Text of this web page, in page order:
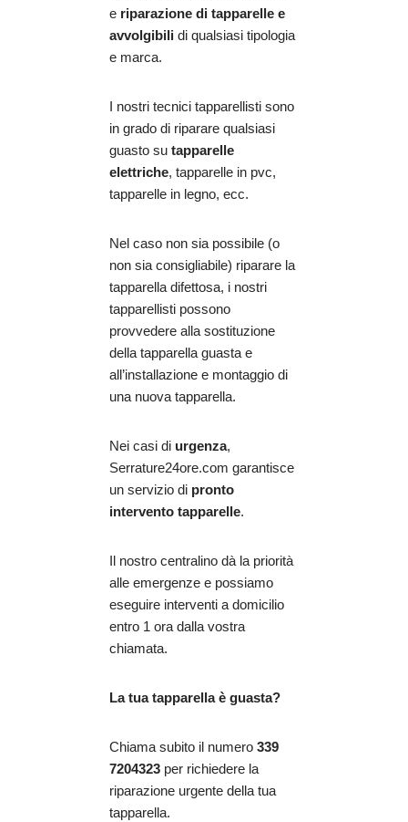
e riparazione di tapparelle e
avvolgibili di qualsiasi tipologia
e marca.
I nostri tecnici tapparellisti sono
in grado di riparare qualsiasi
guasto su tapparelle
elettriche, tapparelle in pvc,
tapparelle in legno, ecc.
Nel caso non sia possibile (o
non sia consigliabile) riparare la
tapparella difettosa, i nostri
tapparellisti possono
provvedere alla sostituzione
della tapparella guasta e
all’installazione e montaggio di
una nuova tapparella.
Nei casi di urgenza,
Serrature24ore.com garantisce
un servizio di pronto
intervento tapparelle.
Il nostro centralino dà la priorità
alle emergenze e possiamo
eseguire interventi a domicilio
entro 1 ora dalla vostra
chiamata.
La tua tapparella è guasta?
Chiama subito il numero 339
7204323 per richiedere la
riparazione urgente della tua
tapparella.